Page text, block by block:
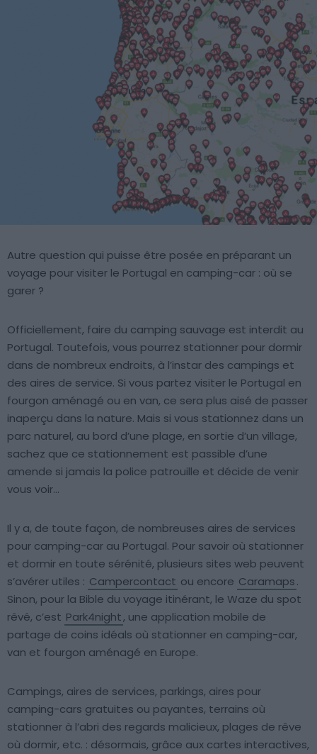
Autre question qui puisse être posée en préparant un
voyage pour visiter le Portugal en camping-car : où se
garer ?
Officiellement, faire du camping sauvage est interdit au
Portugal. Toutefois, vous pourrez stationner pour dormir
dans de nombreux endroits, à l’instar des campings et
des aires de service. Si vous partez visiter le Portugal en
fourgon aménagé ou en van, ce sera plus aisé de passer
inaperçu dans la nature. Mais si vous stationnez dans un
parc naturel, au bord d’une plage, en sortie d’un village,
sachez que ce stationnement est passible d’une
amende si jamais la police patrouille et décide de venir
vous voir…
Il y a, de toute façon, de nombreuses aires de services
pour camping-car au Portugal. Pour savoir où stationner
et dormir en toute sérénité, plusieurs sites web peuvent
s’avérer utiles : Campercontact ou encore Caramaps.
Sinon, pour la Bible du voyage itinérant, le Waze du spot
rêvé, c’est Park4night, une application mobile de
partage de coins idéals où stationner en camping-car,
van et fourgon aménagé en Europe.
Campings, aires de services, parkings, aires pour
camping-cars gratuites ou payantes, terrains où
stationner à l’abri des regards malicieux, plages de rêve
où dormir, etc. : désormais, grâce aux cartes interactives,